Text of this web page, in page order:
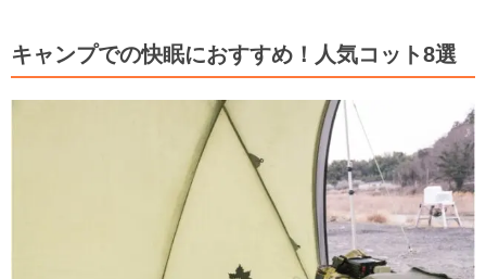
キャンプでの快眠におすすめ！人気コット8選